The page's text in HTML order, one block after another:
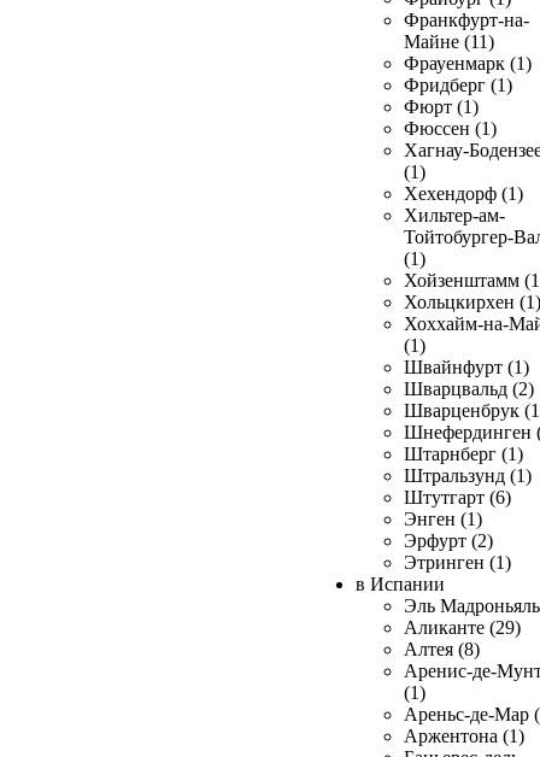
Франкфурт-на-
Майне (11)
Фрауенмарк (1)
Фридберг (1)
Фюрт (1)
Фюссен (1)
Хагнау-
(1)
Хехендорф (1)
Хильтер-ам-
Тойтобургер-
(1)
Хойзенштамм
Хольцкирхен (1)
Хоххайм-на-
(1)
Швайнфурт (1)
Шварцвальд (2)
Шварценбрук
Шнефердинген
Штарнберг (1)
Штральзунд (1)
Штутгарт (6)
Энген (1)
Эрфурт (2)
Этринген (1)
в Испании
Эль
Аликанте (29)
Алтея (8)
Аренис-де-
(1)
Ареньс-де-Мар
Аржентона (1)